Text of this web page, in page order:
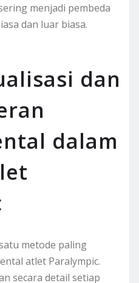
menjadi pembeda
dan luar biasa.
dan
dalam
metode paling
atlet Paralympic.
secara detail setiap